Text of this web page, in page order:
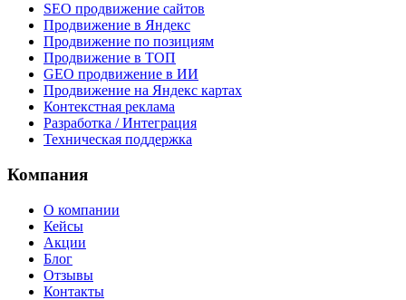
SEO продвижение сайтов
Продвижение в Яндекс
Продвижение по позициям
Продвижение в ТОП
GEO продвижение в ИИ
Продвижение на Яндекс картах
Контекстная реклама
Разработка / Интеграция
Техническая поддержка
Компания
О компании
Кейсы
Акции
Блог
Отзывы
Контакты